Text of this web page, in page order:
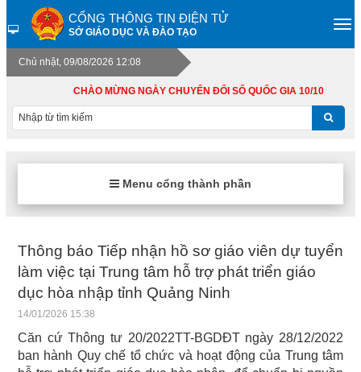
CỔNG THÔNG TIN ĐIỆN TỬ
SỞ GIÁO DỤC VÀ ĐÀO TẠO
Chủ nhật, 09/08/2026 12:08
CHÀO MỪNG NGÀY CHUYỂN ĐỔI SỐ QUỐC GIA 10/10
Menu cổng thành phần
Thông báo Tiếp nhận hồ sơ giáo viên dự tuyển
làm việc tại Trung tâm hỗ trợ phát triển giáo
dục hòa nhập tỉnh Quảng Ninh
14/01/2026 15:38
Căn cứ Thông tư 20/2022TT-BGDĐT ngày 28/12/2022
ban hành Quy chế tổ chức và hoạt động của Trung tâm